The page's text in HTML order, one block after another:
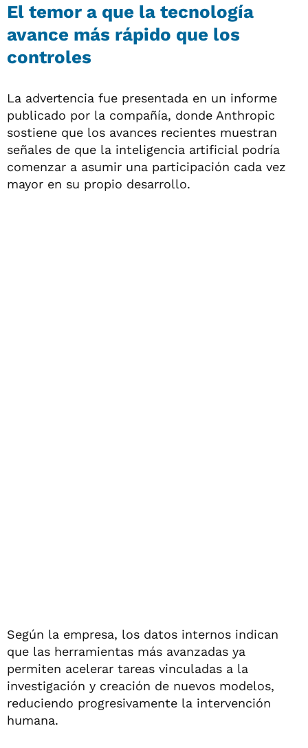
El temor a que la tecnología
avance más rápido que los
controles
La advertencia fue presentada en un informe
publicado por la compañía, donde Anthropic
sostiene que los avances recientes muestran
señales de que la inteligencia artificial podría
comenzar a asumir una participación cada vez
mayor en su propio desarrollo.
Según la empresa, los datos internos indican
que las herramientas más avanzadas ya
permiten acelerar tareas vinculadas a la
investigación y creación de nuevos modelos,
reduciendo progresivamente la intervención
humana.